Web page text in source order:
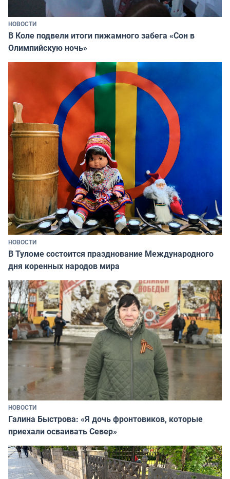
НОВОСТИ
В Коле подвели итоги пижамного забега «Сон в
Олимпийскую ночь»
НОВОСТИ
В Туломе состоится празднование Международного
дня коренных народов мира
НОВОСТИ
Галина Быстрова: «Я дочь фронтовиков, которые
приехали осваивать Север»